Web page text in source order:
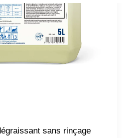
sans rinçage